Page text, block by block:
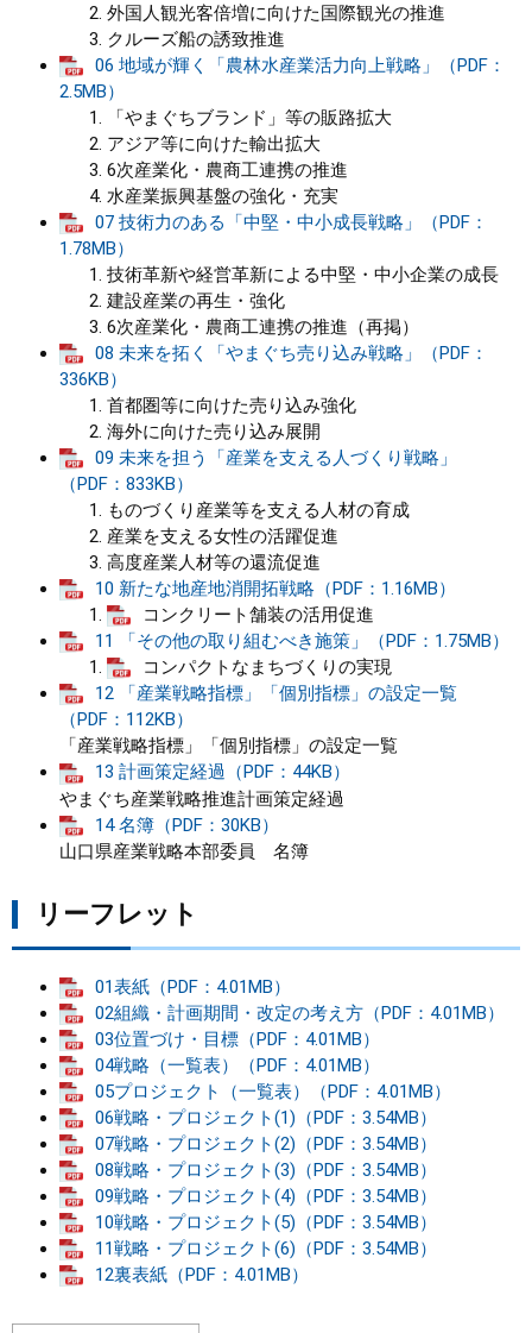
外国人観光客倍増に向けた国際観光の推進
クルーズ船の誘致推進
06 地域が輝く「農林水産業活力向上戦略」（PDF：
2.5MB）
「やまぐちブランド」等の販路拡大
アジア等に向けた輸出拡大
6次産業化・農商工連携の推進
水産業振興基盤の強化・充実
07 技術力のある「中堅・中小成長戦略」（PDF：
1.78MB）
技術革新や経営革新による中堅・中小企業の成長
建設産業の再生・強化
6次産業化・農商工連携の推進（再掲）
08 未来を拓く「やまぐち売り込み戦略」（PDF：
336KB）
首都圏等に向けた売り込み強化
海外に向けた売り込み展開
09 未来を担う「産業を支える人づくり戦略」
（PDF：833KB）
ものづくり産業等を支える人材の育成
産業を支える女性の活躍促進
高度産業人材等の還流促進
10 新たな地産地消開拓戦略（PDF：1.16MB）
コンクリート舗装の活用促進
11 「その他の取り組むべき施策」（PDF：1.75MB）
コンパクトなまちづくりの実現
12 「産業戦略指標」「個別指標」の設定一覧
（PDF：112KB）
「産業戦略指標」「個別指標」の設定一覧
13 計画策定経過（PDF：44KB）
やまぐち産業戦略推進計画策定経過
14 名簿（PDF：30KB）
山口県産業戦略本部委員 名簿
リーフレット
01表紙（PDF：4.01MB）
02組織・計画期間・改定の考え方（PDF：4.01MB）
03位置づけ・目標（PDF：4.01MB）
04戦略（一覧表）（PDF：4.01MB）
05プロジェクト（一覧表）（PDF：4.01MB）
06戦略・プロジェクト(1)（PDF：3.54MB）
07戦略・プロジェクト(2)（PDF：3.54MB）
08戦略・プロジェクト(3)（PDF：3.54MB）
09戦略・プロジェクト(4)（PDF：3.54MB）
10戦略・プロジェクト(5)（PDF：3.54MB）
11戦略・プロジェクト(6)（PDF：3.54MB）
12裏表紙（PDF：4.01MB）